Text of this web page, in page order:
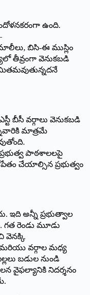
ఉంది.
మాలీలు, బిసి-ఈ ముస్లిం
తీవ్రంగా వెనుకబడి
బీసీ వర్గాలు వెనుకబడి
మాత్రమే
పాఠశాలలపై
చేయాల్సిన ప్రభుత్వం
ఇది అన్నీ ప్రభుత్వాల
గత రెండు మూడు
వెనక్కి
మరియు వర్గాల మధ్య
బడుల నుండి
వైఫల్యానికి నిదర్శనం